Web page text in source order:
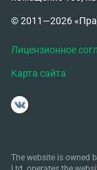
© 2011—2026
Лицензионное
Карта сайта
The website is owned